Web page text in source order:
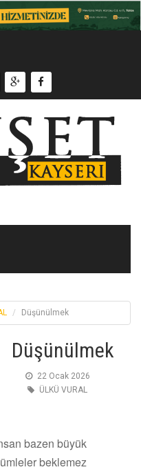
YÜKSELİYOR
Düşünülmek
Düşünülmek
22 Ocak 2026
ÜLKÜ VURAL
bazen büyük
beklemez